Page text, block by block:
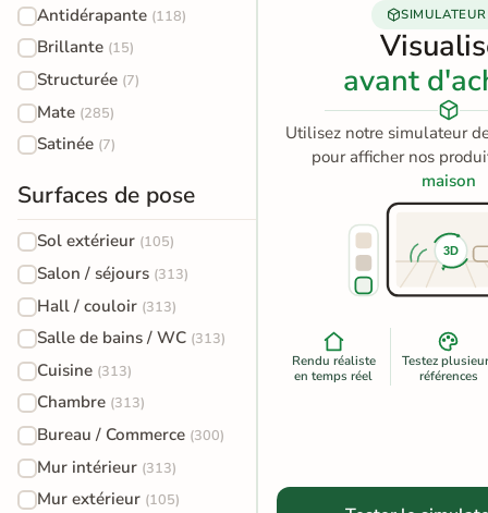
effet
Terre
cuite &
tomette
mural
intérieur
Carrelage
hexagonal
Carrelage très
grand format
Antidérapante (118)
Brillante (15)
Structurée (7)
Mate (285)
Satinée (7)
Surfaces de pose
Sol extérieur (105)
Salon / séjours (313)
Hall / couloir (313)
Salle de bains / WC (313)
Cuisine (313)
Chambre (313)
Bureau / Commerce (300)
Mur intérieur (313)
Mur extérieur (105)
avant
Utilisez notre simulateur
pour afficher nos
maison
3D
Rendu réaliste
en temps réel
Testez
références